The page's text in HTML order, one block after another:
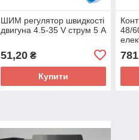
ШИМ регулятор швидкості
двигуна 4.5-35 V струм 5 A
51,20₴
Купити
48/